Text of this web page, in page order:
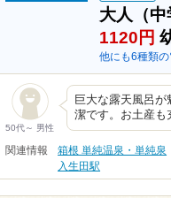
大人（
1120円
他にも6種類
50代～ 男性
巨大な露天風呂
潔です。お土産も
関連情報 箱根 単純温泉・単純泉
入生田駅